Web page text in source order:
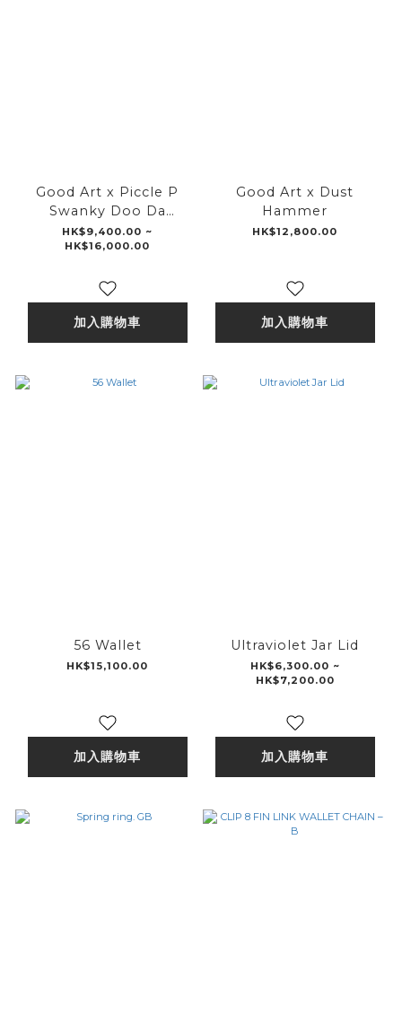
Good Art x Piccle P
Swanky Doo Da
Pendant
HK$9,400.00 ~
HK$16,000.00
加入購物車
Good Art x Dust
Hammer
HK$12,800.00
加入購物車
56 Wallet
HK$15,100.00
加入購物車
Ultraviolet Jar Lid
HK$6,300.00 ~
HK$7,200.00
加入購物車